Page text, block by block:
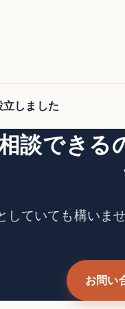
立しました
相談でき
していても構いま
お問い